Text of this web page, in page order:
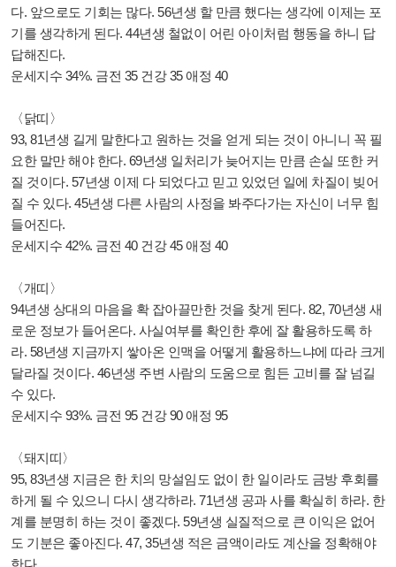
다. 앞으로도 기회는 많다. 56년생 할 만큼 했다는 생각에 이제는 포
기를 생각하게 된다. 44년생 철없이 어린 아이처럼 행동을 하니 답
답해진다.
운세지수 34%. 금전 35 건강 35 애정 40
〈닭띠〉
93, 81년생 길게 말한다고 원하는 것을 얻게 되는 것이 아니니 꼭 필
요한 말만 해야 한다. 69년생 일처리가 늦어지는 만큼 손실 또한 커
질 것이다. 57년생 이제 다 되었다고 믿고 있었던 일에 차질이 빚어
질 수 있다. 45년생 다른 사람의 사정을 봐주다가는 자신이 너무 힘
들어진다.
운세지수 42%. 금전 40 건강 45 애정 40
〈개띠〉
94년생 상대의 마음을 확 잡아끌만한 것을 찾게 된다. 82, 70년생 새
로운 정보가 들어온다. 사실여부를 확인한 후에 잘 활용하도록 하
라. 58년생 지금까지 쌓아온 인맥을 어떻게 활용하느냐에 따라 크게
달라질 것이다. 46년생 주변 사람의 도움으로 힘든 고비를 잘 넘길
수 있다.
운세지수 93%. 금전 95 건강 90 애정 95
〈돼지띠〉
95, 83년생 지금은 한 치의 망설임도 없이 한 일이라도 금방 후회를
하게 될 수 있으니 다시 생각하라. 71년생 공과 사를 확실히 하라. 한
계를 분명히 하는 것이 좋겠다. 59년생 실질적으로 큰 이익은 없어
도 기분은 좋아진다. 47, 35년생 적은 금액이라도 계산을 정확해야